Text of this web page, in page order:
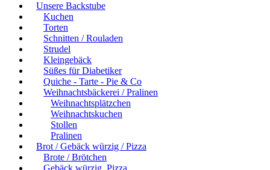
Unsere Backstube
Kuchen
Torten
Schnitten / Rouladen
Strudel
Kleingebäck
Süßes für Diabetiker
Quiche - Tarte - Pie & Co
Weihnachtsbäckerei / Pralinen
Weihnachtsplätzchen
Weihnachtskuchen
Stollen
Pralinen
Brot / Gebäck würzig / Pizza
Brote / Brötchen